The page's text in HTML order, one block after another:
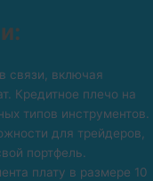
связи, включая
Кредитное плечо на
типов инструментов.
для трейдеров,
портфель.
плату в размере 10